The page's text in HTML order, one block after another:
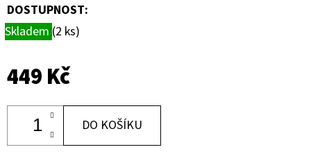
DOSTUPNOST:
Skladem (2 ks)
449 Kč
DO KOŠÍKU